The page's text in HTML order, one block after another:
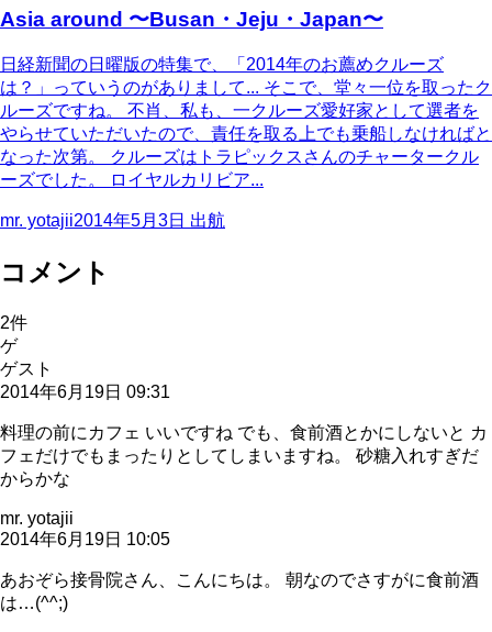
Asia around 〜Busan・Jeju・Japan〜
日経新聞の日曜版の特集で、「2014年のお薦めクルーズ
は？」っていうのがありまして... そこで、堂々一位を取ったク
ルーズですね。 不肖、私も、一クルーズ愛好家として選者を
やらせていただいたので、責任を取る上でも乗船しなければと
なった次第。 クルーズはトラピックスさんのチャータークル
ーズでした。 ロイヤルカリビア...
mr. yotajii2014年5月3日 出航
コメント
2件
ゲ
ゲスト
2014年6月19日 09:31
料理の前にカフェ いいですね でも、食前酒とかにしないと カ
フェだけでもまったりとしてしまいますね。 砂糖入れすぎだ
からかな
mr. yotajii
2014年6月19日 10:05
あおぞら接骨院さん、こんにちは。 朝なのでさすがに食前酒
は…(^^;)